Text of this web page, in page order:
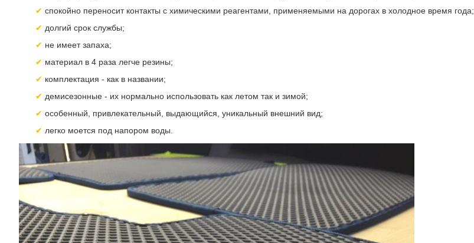
спокойно переносит контакты с химическими реагентами, применяемыми на дорогах в холодное время года;
долгий срок службы;
не имеет запаха;
материал в 4 раза легче резины;
комплектация - как в названии;
демисезонные - их нормально использовать как летом так и зимой;
особенный, привлекательный, выдающийся, уникальный внешний вид;
легко моется под напором воды.